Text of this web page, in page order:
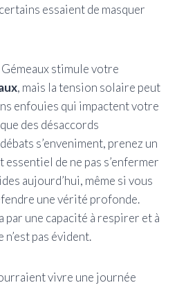
essaient de masquer
stimule votre
, mais la tension solaire peut
enfouies qui impactent votre
des désaccords
s’enveniment, prenez un
essentiel de ne pas s’enfermer
aujourd’hui, même si vous
une vérité profonde.
une capacité à respirer et à
pas évident.
vivre une journée